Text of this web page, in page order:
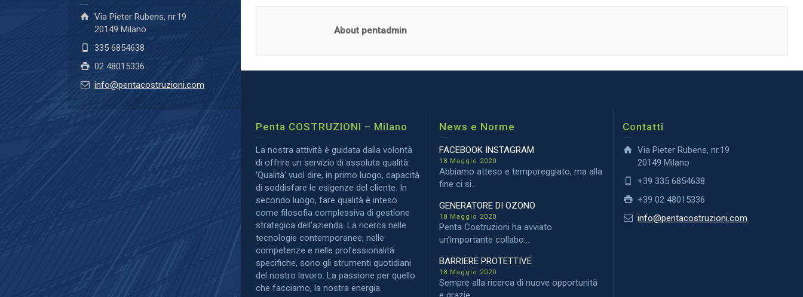
Via Pieter Rubens, nr.19
20149 Milano
335 6854638
02 48015336
info@pentacostruzioni.com
About pentadmin
Penta COSTRUZIONI – Milano
La nostra attività è guidata dalla volontà
di offrire un servizio di assoluta qualità.
‘Qualità’ vuol dire, in primo luogo, capacità
di soddisfare le esigenze del cliente. In
secondo luogo, fare qualità è inteso
come filosofia complessiva di gestione
strategica dell’azienda. La ricerca nelle
tecnologie contemporanee, nelle
competenze e nelle professionalità
specifiche, sono gli strumenti quotidiani
del nostro lavoro. La passione per quello
che facciamo, la nostra energia.
News e Norme
FACEBOOK INSTAGRAM
18 Maggio 2020
Abbiamo atteso e temporeggiato, ma alla
fine ci si...
GENERATORE DI OZONO
18 Maggio 2020
Penta Costruzioni ha avviato
un’importante collabo...
BARRIERE PROTETTIVE
18 Maggio 2020
Sempre alla ricerca di nuove opportunità
Contatti
Via Pieter Rubens, nr.19
20149 Milano
+39 335 6854638
+39 02 48015336
info@pentacostruzioni.com